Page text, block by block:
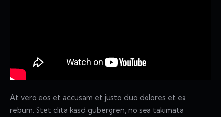
At vero eos et accusam et justo duo dolores et ea
rebum. Stet clita kasd gubergren, no sea takimata